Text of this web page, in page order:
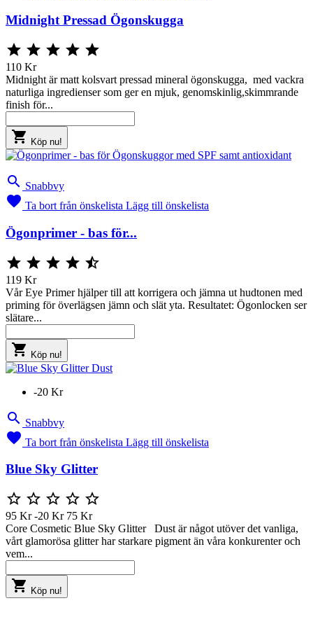
Midnight Pressad Ögonskugga
    
110 Kr
Midnight är matt kolsvart pressad mineral ögonskugga, med vackra
naturliga ingredienser som ger en mjuk, genomskinlig,skimmrande
finish för...
 Köp nu!
 Snabbvy
 Ta bort från önskelista Lägg till önskelista
Ögonprimer - bas för...
    
119 Kr
Vår Eye Primer hjälper till att korrigera och jämna ut hudtonen med
priming för överlägsen jämn och slät yta. Resultatet: Ögonlocken ser
slätare...
 Köp nu!
-20 Kr
 Snabbvy
 Ta bort från önskelista Lägg till önskelista
Blue Sky Glitter
    
95 Kr -20 Kr 75 Kr
Core Cosmetic Blue Sky Glitter Dust är något utöver det vanliga,
vårt glamorösa glitter har starkare pigment än våra konkurenter och
vem...
 Köp nu!